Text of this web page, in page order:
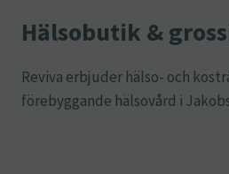
Hälsobutik &
Reviva erbjuder hälso- och
förebyggande hälsovård i